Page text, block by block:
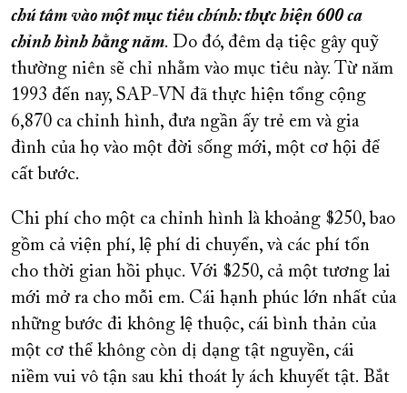
chú tâm vào một mục tiêu chính: thực hiện 600 ca
chỉnh hình hằng năm. Do đó, đêm dạ tiệc gây quỹ
thường niên sẽ chỉ nhằm vào mục tiêu này. Từ năm
1993 đến nay, SAP-VN đã thực hiện tổng cộng
6,870 ca chỉnh hình, đưa ngần ấy trẻ em và gia
đình của họ vào một đời sống mới, một cơ hội để
cất bước.
Chi phí cho một ca chỉnh hình là khoảng $250, bao
gồm cả viện phí, lệ phí di chuyển, và các phí tổn
cho thời gian hồi phục. Với $250, cả một tương lai
mới mở ra cho mỗi em. Cái hạnh phúc lớn nhất của
những bước đi không lệ thuộc, cái bình thản của
một cơ thể không còn dị dạng tật nguyền, cái
niềm vui vô tận sau khi thoát ly ách khuyết tật. Bắt